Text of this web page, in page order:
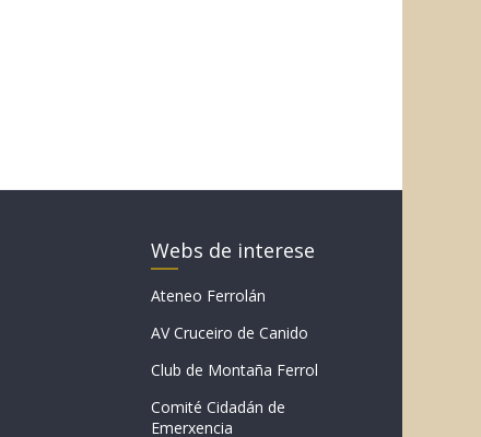
Webs de interese
Ateneo Ferrolán
AV Cruceiro de Canido
Club de Montaña Ferrol
Comité Cidadán de
Emerxencia